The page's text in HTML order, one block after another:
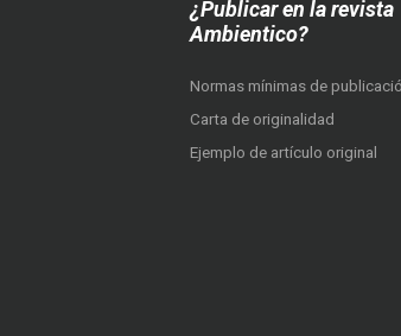
¿Publicar en la revista
Ambientico?
Normas mínimas de
Carta de originalidad
Ejemplo de artículo original